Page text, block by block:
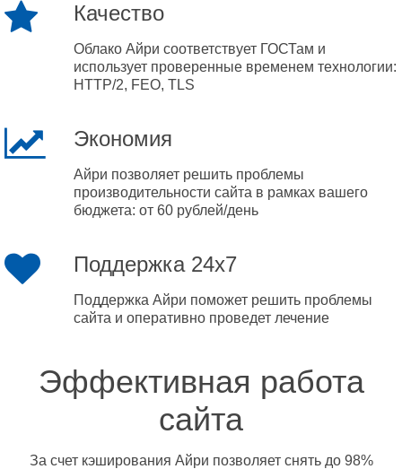
Качество
Облако Айри соответствует ГОСТам и
использует проверенные временем технологии:
HTTP/2, FEO, TLS
Экономия
Айри позволяет решить проблемы
производительности сайта в рамках вашего
бюджета: от 60 рублей/день
Поддержка 24x7
Поддержка Айри поможет решить проблемы
сайта и оперативно проведет лечение
Эффективная работа
сайта
За счет кэширования Айри позволяет снять до 98%